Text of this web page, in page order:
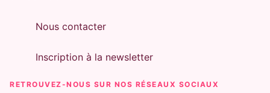
Nous contacter
Inscription à la newsletter
RETROUVEZ-NOUS SUR NOS RÉSEAUX SOCIAUX